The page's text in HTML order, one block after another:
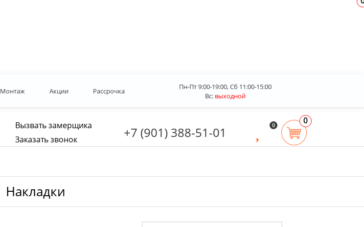
Монтаж Акции Рассрочка
Пн-Пт 9:00-19:00, Сб 11:00-15:00
Вс: выходной
Вызвать замерщика
Заказать звонок
+7 (901) 388-51-01 0 0
Накладки